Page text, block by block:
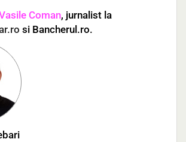
Coman, jurnalist la
si Bancherul.ro.